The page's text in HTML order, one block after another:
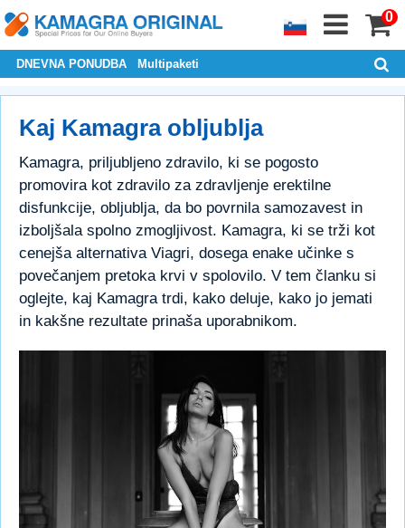
0
DNEVNA PONUDBA Multipaketi
Kaj Kamagra obljublja
Kamagra, priljubljeno zdravilo, ki se pogosto
promovira kot zdravilo za zdravljenje erektilne
disfunkcije, obljublja, da bo povrnila samozavest in
izboljšala spolno zmogljivost. Kamagra, ki se trži kot
cenejša alternativa Viagri, dosega enake učinke s
povečanjem pretoka krvi v spolovilo. V tem članku si
oglejte, kaj Kamagra trdi, kako deluje, kako jo jemati
in kakšne rezultate prinaša uporabnikom.